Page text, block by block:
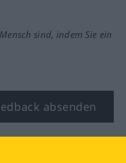
sind, indem Sie ein
absenden